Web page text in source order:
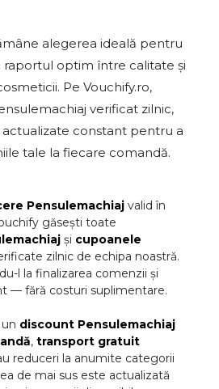
alegerea ideală pentru
raportul optim între calitate și
Pe Vouchify.ro,
verificat zilnic,
constant pentru a
tale la fiecare comandă.
Pensulemachiaj valid în
găsești toate
și cupoanele
zilnic de echipa noastră.
l la finalizarea comenzii și
— fără costuri suplimentare.
discount Pensulemachiaj
, transport gratuit
reduceri la anumite categorii
de mai sus este actualizată